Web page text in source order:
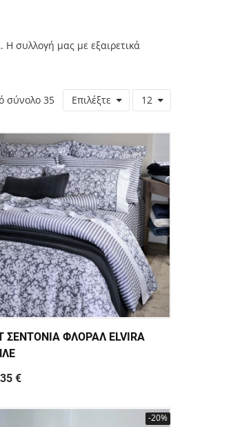
Η συλλογή μας με εξαιρετικά
Επιλέξτε 12
σύνολο 35
ΣΕΝΤΟΝΙΑ ΦΛΟΡΑΛ ELVIRA
€
-20%